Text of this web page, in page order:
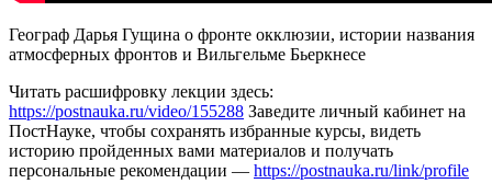
Географ Дарья Гущина о фронте окклюзии, истории названия
атмосферных фронтов и Вильгельме Бьеркнесе
Читать расшифровку лекции здесь:
https://postnauka.ru/video/155288 Заведите личный кабинет на
ПостНауке, чтобы сохранять избранные курсы, видеть
историю пройденных вами материалов и получать
персональные рекомендации — https://postnauka.ru/link/profile